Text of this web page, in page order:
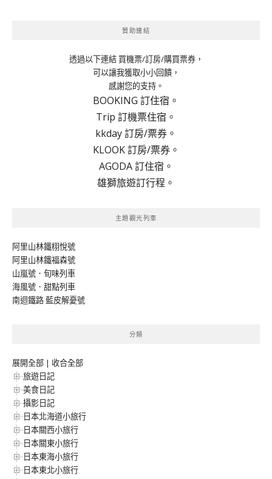
贊助連結
透過以下連結 買機票/訂房/購買票券，
可以讓我獲取小小回饋，
感謝您的支持。
BOOKING 訂住宿。
Trip 訂機票住宿。
kkday 訂房/票券。
KLOOK 訂房/票券。
AGODA 訂住宿。
雄獅旅遊訂行程。
主題觀光列車
阿里山林鐵栩悅號
阿里山林鐵福森號
山嵐號．旬味列車
海風號．甜點列車
南迴鐵路 藍皮解憂號
分類
展開全部 | 收合全部
旅遊日記
美食日記
攝影日記
日本北海道小旅行
日本關西小旅行
日本關東小旅行
日本東海小旅行
日本東北小旅行